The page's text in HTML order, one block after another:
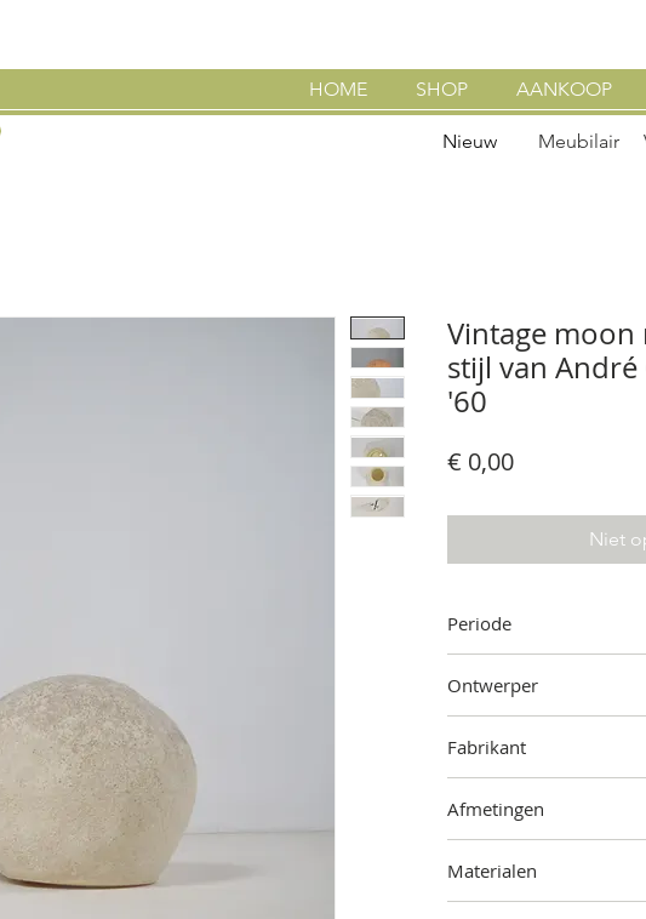
HOME SHOP AANKOOP
Vintage
stijl van André
'60
€ 0,00Prijs
Niet
Periode
Ontwerper
Fabrikant
Afmetingen
Materialen
Nieuw Meubilair